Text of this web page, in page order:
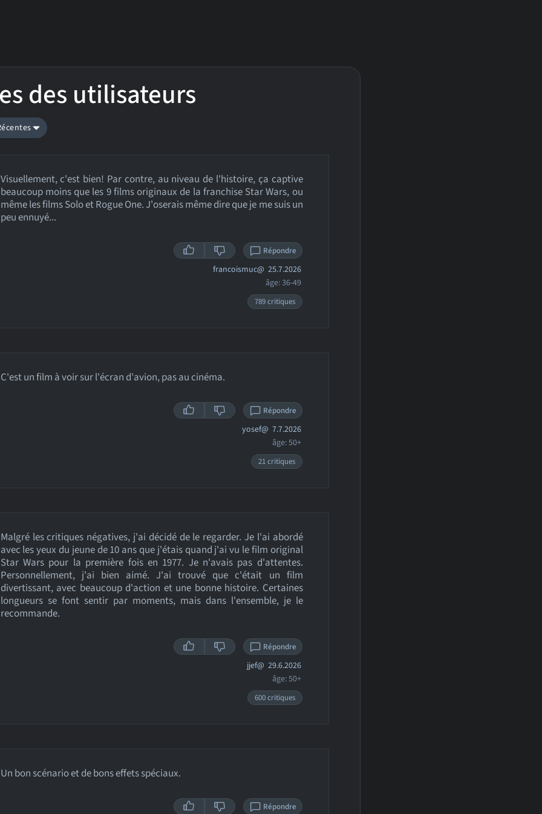
des utilisateurs
Visuellement, c'est bien! Par contre, au niveau de l'histoire, ça captive
beaucoup moins que les 9 films originaux de la franchise Star Wars, ou
même les films Solo et Rogue One. J'oserais même dire que je me suis un
peu ennuyé...
Répondre
francoismuc@ 25.7.2026
âge: 36-49
789 critiques
C'est un film à voir sur l'écran d'avion, pas au cinéma.
Répondre
yosef@ 7.7.2026
âge: 50+
21 critiques
Malgré les critiques négatives, j'ai décidé de le regarder. Je l'ai abordé
avec les yeux du jeune de 10 ans que j'étais quand j'ai vu le film original
Star Wars pour la première fois en 1977. Je n'avais pas d'attentes.
Personnellement, j'ai bien aimé. J'ai trouvé que c'était un film
divertissant, avec beaucoup d'action et une bonne histoire. Certaines
longueurs se font sentir par moments, mais dans l'ensemble, je le
recommande.
Répondre
jjef@ 29.6.2026
âge: 50+
600 critiques
Un bon scénario et de bons effets spéciaux.
Répondre